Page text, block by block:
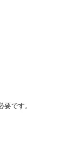
です。